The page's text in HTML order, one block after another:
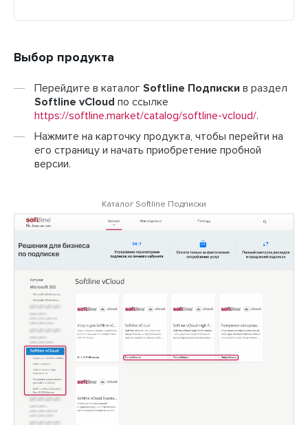
Выбор продукта
Перейдите в каталог Softline Подписки в раздел
Softline vCloud по ссылке
https://softline.market/catalog/softline-vcloud/.
Нажмите на карточку продукта, чтобы перейти на
его страницу и начать приобретение пробной
версии.
Каталог Softline Подписки